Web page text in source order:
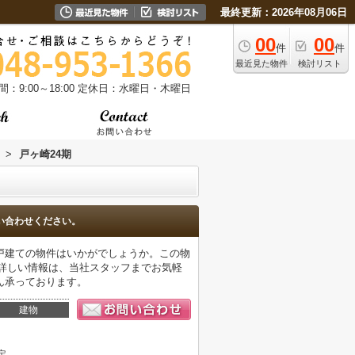
最終更新：2026年08月06日
00件
最近見た物件
00件
検討リスト
：9:00～18:00 定休日：水曜日・木曜日
> 戸ヶ崎24期
わせください。
ての物件はいかがでしょうか。この物
しい情報は、当社スタッフまでお気軽
っております。
建物